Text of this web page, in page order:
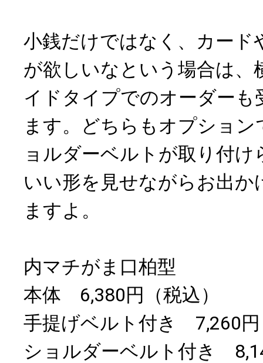
小銭だけではなく、カード
が欲しいなという場合は、
イドタイプでのオーダーも
ます。どちらもオプショ
ョルダーベルトが取り付
いい形を見せながらお出
ますよ。
内マチがま口柏型
本体 6,380円（税込）
手提げベルト付き 7,260円
ショルダーベルト付き